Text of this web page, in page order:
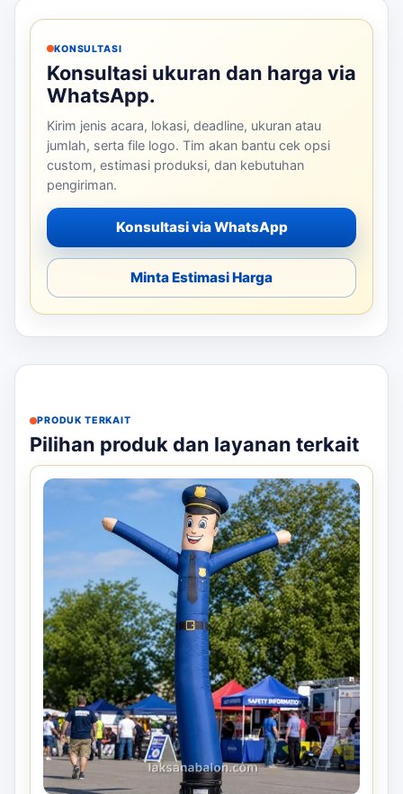
KONSULTASI
Konsultasi ukuran dan harga via
WhatsApp.
Kirim jenis acara, lokasi, deadline, ukuran atau
jumlah, serta file logo. Tim akan bantu cek opsi
custom, estimasi produksi, dan kebutuhan
pengiriman.
Konsultasi via WhatsApp
Minta Estimasi Harga
PRODUK TERKAIT
Pilihan produk dan layanan terkait